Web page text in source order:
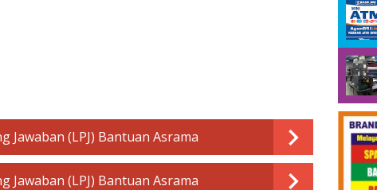
Jawaban (LPJ) Bantuan Asrama
Jawaban (LPJ) Bantuan Asrama